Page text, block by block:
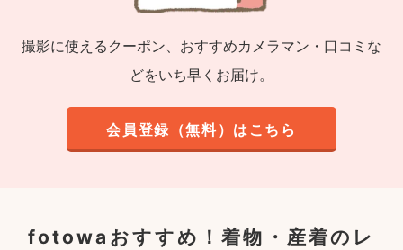
撮影に使えるクーポン、おすすめカメラマン・口コミな
どをいち早くお届け。
会員登録（無料）はこちら
fotowaおすすめ！着物・産着のレ